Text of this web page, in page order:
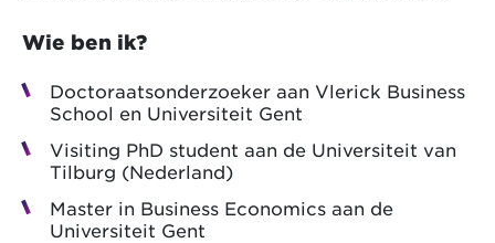
Wie ben ik?
Doctoraatsonderzoeker aan Vlerick Business
School en Universiteit Gent
Visiting PhD student aan de Universiteit van
Tilburg (Nederland)
Master in Business Economics aan de
Universiteit Gent